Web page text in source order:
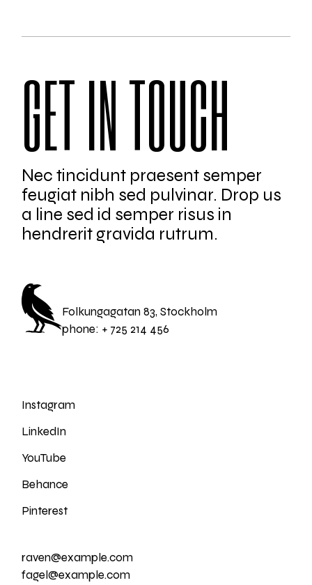
GET IN TOUCH
Nec tincidunt praesent semper
feugiat nibh sed pulvinar. Drop us
a line sed id semper risus in
hendrerit gravida rutrum.
Folkungagatan 83, Stockholm
phone: + 725 214 456
Instagram
LinkedIn
YouTube
Behance
Pinterest
raven@example.com
fagel@example.com